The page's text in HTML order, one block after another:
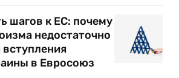
шагов к ЕС: почему
недостаточно
вступления
в Евросоюз